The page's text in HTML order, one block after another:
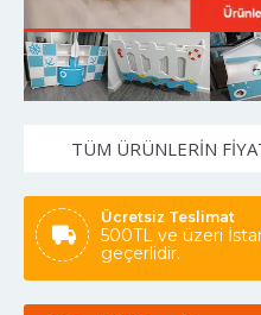
TÜM ÜRÜNLERIN
Ücretsiz Teslimat
500TL ve üzeri
geçerlidir.